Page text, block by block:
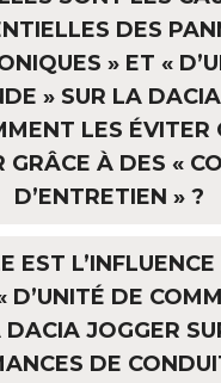
DES
» ET «
» SUR LA
LES ÉVITER
GRÂCE À DES «
D’ENTRETIEN » ?
EST L’INFLUENCE
D’UNITÉ DE
DACIA JOGGER
DE